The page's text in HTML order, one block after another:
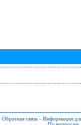
Обратная связь - Информация